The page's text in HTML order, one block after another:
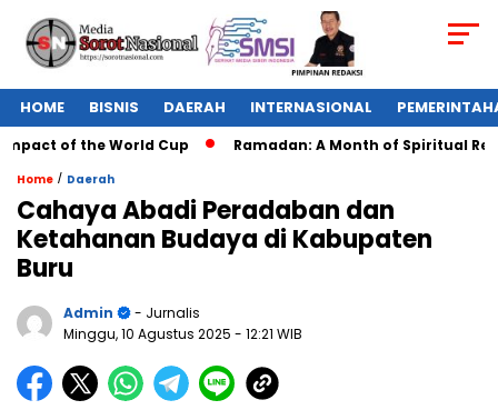
HOME BISNIS DAERAH INTERNASIONAL
of the World Cup Ramadan: A Month of Spiritual
Home / Daerah
Cahaya Abadi Peradaban dan
Ketahanan Budaya di Kabupaten
Buru
Admin
- Jurnalis
Minggu, 10 Agustus 2025 - 12:21 WIB